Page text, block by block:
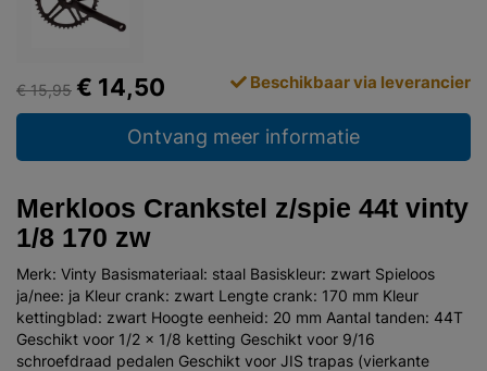
€ 15,95 € 14,50 Beschikbaar via leverancier
Ontvang meer informatie
Merkloos Crankstel z/spie 44t vinty
1/8 170 zw
Merk: Vinty Basismateriaal: staal Basiskleur: zwart Spieloos
ja/nee: ja Kleur crank: zwart Lengte crank: 170 mm Kleur
kettingblad: zwart Hoogte eenheid: 20 mm Aantal tanden: 44T
Geschikt voor 1/2 x 1/8 ketting Geschikt voor 9/16
schroefdraad pedalen Geschikt voor JIS trapas (vierkante